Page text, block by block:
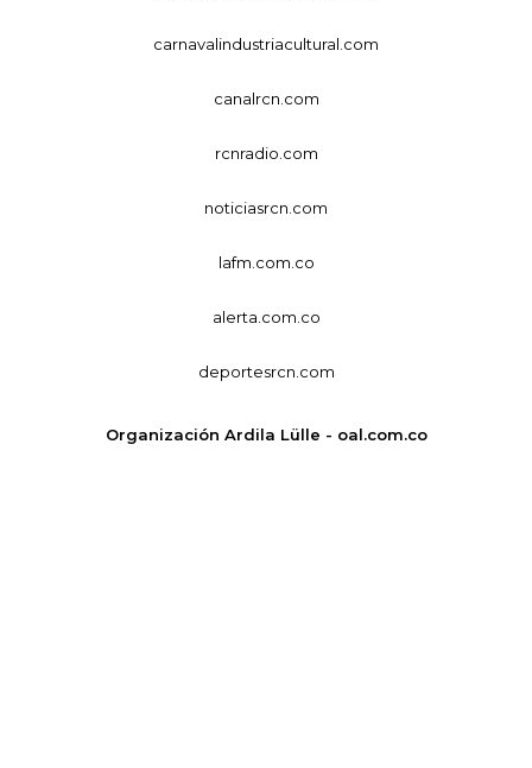
carnavalindustriacultural.com
canalrcn.com
rcnradio.com
noticiasrcn.com
lafm.com.co
alerta.com.co
deportesrcn.com
Organización Ardila Lülle - oal.com.co